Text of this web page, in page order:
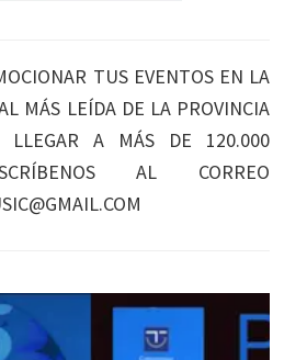
TUS EVENTOS EN LA
MÁS LEÍDA DE LA PROVINCIA
LLEGAR A MÁS DE 120.000
AL CORREO